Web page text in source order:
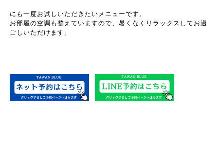
にも一度お試しいただきたいメニューです。
お部屋の空調も整えていますので、暑くなくリラックスしてお過
ごしいただけます。